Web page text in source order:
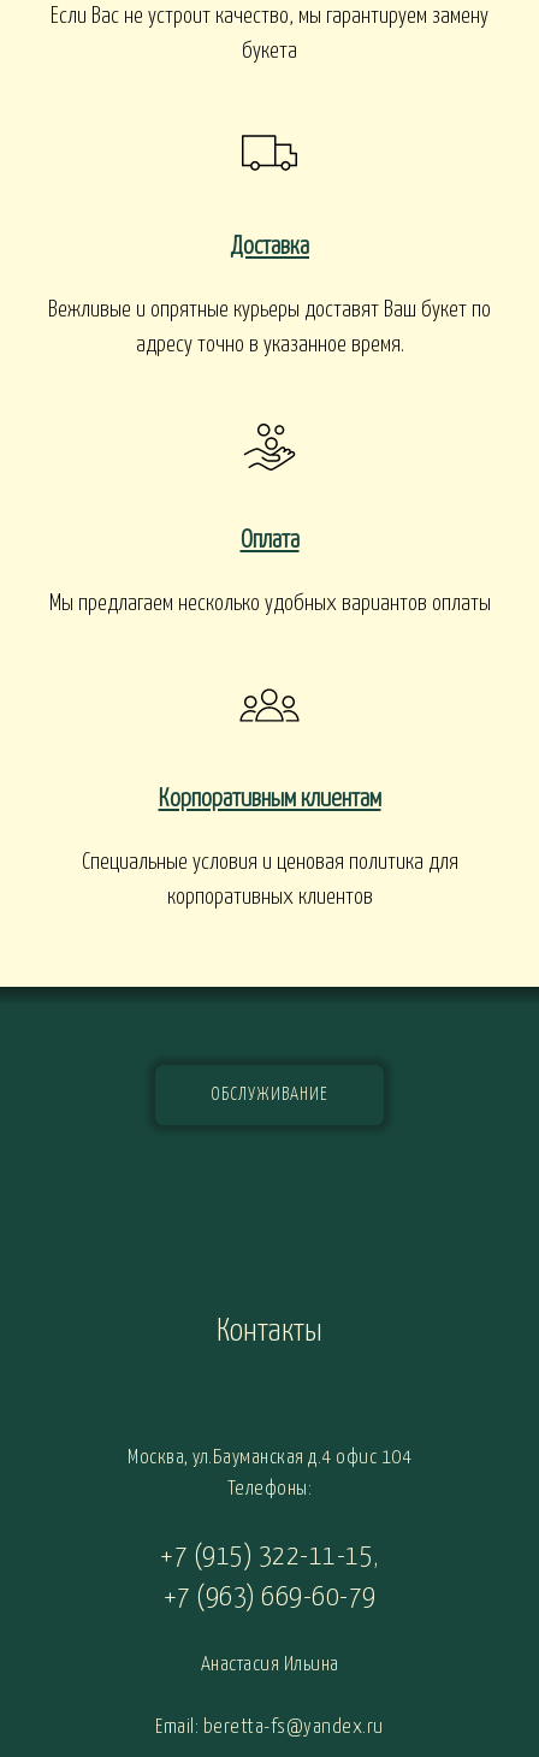
Если Вас не устроит качество, мы гарантируем замену
букета
Доставка
Вежливые и опрятные курьеры доставят Ваш букет по
адресу точно в указанное время.
Оплата
Мы предлагаем несколько удобных вариантов оплаты
Корпоративным клиентам
Специальные условия и ценовая политика для
корпоративных клиентов
ОБСЛУЖИВАНИЕ
Контакты
Москва, ул.Бауманская д.4 офис 104
Телефоны:
+7 (915) 322-11-15,
+7 (963) 669-60-79
Анастасия Ильина
Email: beretta-fs@yandex.ru